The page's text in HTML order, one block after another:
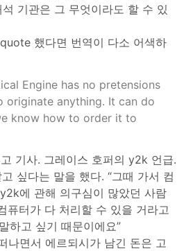
기관은 그 무엇이라도 할 수 있
했다면 번역이 다소 어색하
Engine has no pretensions
originate anything. It can do
know how to order it to
기사. 그레이스 호퍼의 y2k 언급.
싶다는 말을 했다. “그때 가서 컴
에 관해 의구심이 많았던 사람
퓨터가 다 처리할 수 있을 거라고
하고 싶기 때문이에요”
나면서 에르되시가 남긴 돈은 고